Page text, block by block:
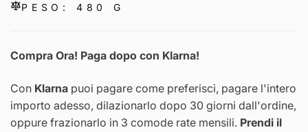
PESO: 480 G
Compra Ora! Paga dopo con Klarna!
Con Klarna puoi pagare come preferisci, pagare l'intero
importo adesso, dilazionarlo dopo 30 giorni dall'ordine,
oppure frazionarlo in 3 comode rate mensili. Prendi il